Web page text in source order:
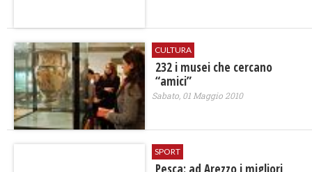
CULTURA
232 i musei che cercano
“amici”
Sabato, 01 Maggio 2010
SPORT
Pesca: ad Arezzo i migliori